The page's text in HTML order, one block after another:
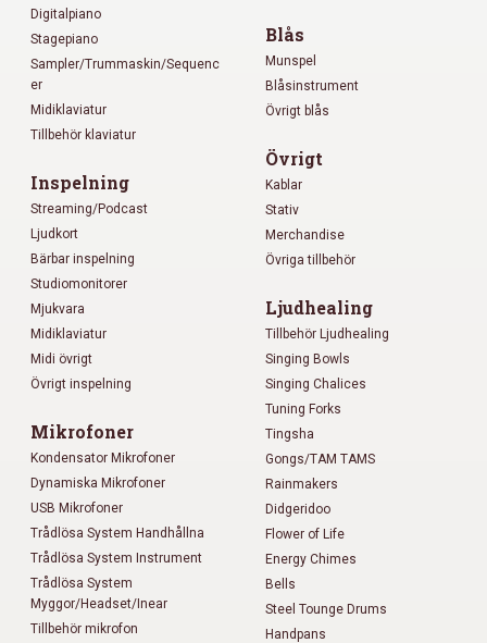
Digitalpiano
Stagepiano
Sampler/Trummaskin/Sequenc
er
Midiklaviatur
Tillbehör klaviatur
Inspelning
Streaming/Podcast
Ljudkort
Bärbar inspelning
Studiomonitorer
Mjukvara
Midiklaviatur
Midi övrigt
Övrigt inspelning
Mikrofoner
Kondensator Mikrofoner
Dynamiska Mikrofoner
USB Mikrofoner
Trådlösa System Handhållna
Trådlösa System Instrument
Trådlösa System
Myggor/Headset/Inear
Tillbehör mikrofon
Blås
Munspel
Blåsinstrument
Övrigt blås
Övrigt
Kablar
Stativ
Merchandise
Övriga tillbehör
Ljudhealing
Tillbehör Ljudhealing
Singing Bowls
Singing Chalices
Tuning Forks
Tingsha
Gongs/TAM TAMS
Rainmakers
Didgeridoo
Flower of Life
Energy Chimes
Bells
Steel Tounge Drums
Handpans